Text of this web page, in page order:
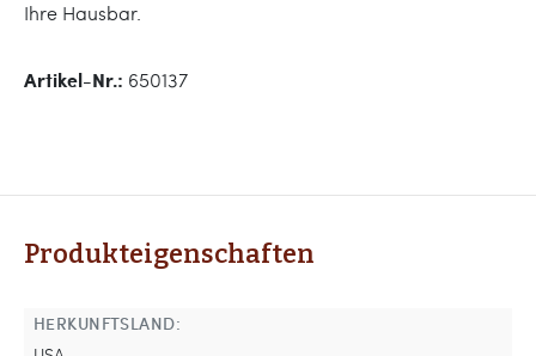
Ihre Hausbar.
Artikel-Nr.: 650137
Produkteigenschaften
HERKUNFTSLAND: